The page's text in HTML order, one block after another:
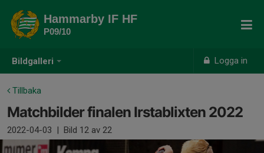
Bildgalleri Logga in
Hammarby IF HF
P09/10
Tillbaka
Matchbilder finalen Irstablixten 2022
2022-04-03 | Bild 12 av 22